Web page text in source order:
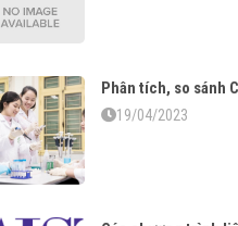
19/04/2023